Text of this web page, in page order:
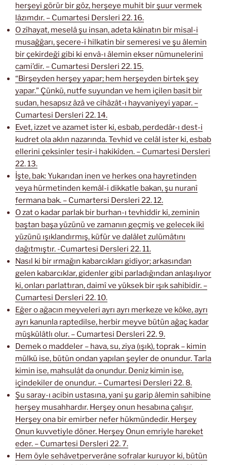
herşeyi görür bir göz, herşeye muhit bir şuur vermek
lâzımdır. – Cumartesi Dersleri 22. 16.
O zîhayat, meselâ şu insan, adeta kâinatın bir misal-i
musağğarı, şecere-i hilkatin bir semeresi ve şu âlemin
bir çekirdeği gibi ki envâ-ı âlemin ekser nümunelerini
cami’dir. – Cumartesi Dersleri 22. 15.
“Birşeyden herşey yapar; hem herşeyden birtek şey
yapar.” Çünkü, nutfe suyundan ve hem içilen basit bir
sudan, hesapsız âzâ ve cihâzât-ı hayvaniyeyi yapar. –
Cumartesi Dersleri 22. 14.
Evet, izzet ve azamet ister ki, esbab, perdedâr-ı dest-i
kudret ola aklın nazarında. Tevhid ve celâl ister ki, esbab
ellerini çeksinler tesir-i hakikîden. – Cumartesi Dersleri
22. 13.
İşte, bak: Yukarıdan inen ve herkes ona hayretinden
veya hürmetinden kemâl-i dikkatle bakan, şu nuranî
fermana bak. – Cumartersi Dersleri 22. 12.
O zat o kadar parlak bir burhan-ı tevhiddir ki, zeminin
baştan başa yüzünü ve zamanın geçmiş ve gelecek iki
yüzünü ışıklandırmış, küfür ve dalâlet zulümâtını
dağıtmıştır. -Cumartesi Dersleri 22. 11.
Nasıl ki bir ırmağın kabarcıkları gidiyor; arkasından
gelen kabarcıklar, gidenler gibi parladığından anlaşılıyor
ki, onları parlattıran, daimî ve yüksek bir ışık sahibidir. –
Cumartesi Dersleri 22. 10.
Eğer o ağacın meyveleri ayrı ayrı merkeze ve köke, ayrı
ayrı kanunla raptedilse, herbir meyve bütün ağaç kadar
müşkülâtlı olur. – Cumartesi Dersleri 22. 9.
Demek o maddeler – hava, su, ziya (ışık), toprak – kimin
mülkü ise, bütün ondan yapılan şeyler de onundur. Tarla
kimin ise, mahsulât da onundur. Deniz kimin ise,
içindekiler de onundur. – Cumartesi Dersleri 22. 8.
Şu saray-ı acibin ustasına, yani şu garip âlemin sahibine
herşey musahhardır. Herşey onun hesabına çalışır.
Herşey ona bir emirber nefer hükmündedir. Herşey
Onun kuvvetiyle döner. Herşey Onun emriyle hareket
eder. – Cumartesi Dersleri 22. 7.
Hem öyle sehâvetperverâne sofralar kuruyor ki, bütün